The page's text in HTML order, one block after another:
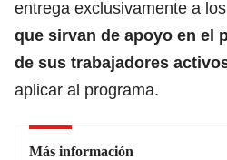
entrega exclusivamente a
que sirvan de apoyo en el
de sus trabajadores
aplicar al programa.
Más información